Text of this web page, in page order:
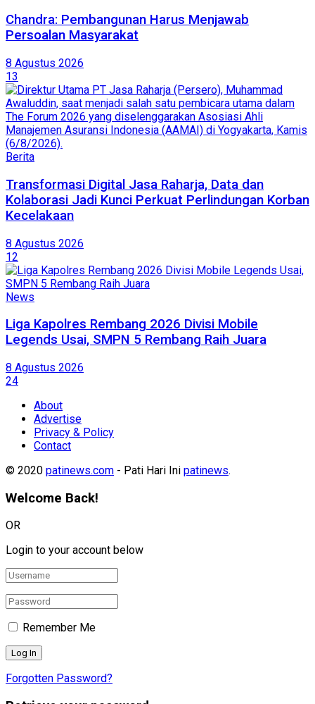
Chandra: Pembangunan Harus Menjawab
Persoalan Masyarakat
8 Agustus 2026
13
Berita
Transformasi Digital Jasa Raharja, Data dan
Kolaborasi Jadi Kunci Perkuat Perlindungan Korban
Kecelakaan
8 Agustus 2026
12
News
Liga Kapolres Rembang 2026 Divisi Mobile
Legends Usai, SMPN 5 Rembang Raih Juara
8 Agustus 2026
24
About
Advertise
Privacy & Policy
Contact
© 2020 patinews.com - Pati Hari Ini patinews.
Welcome Back!
OR
Login to your account below
Remember Me
Forgotten Password?